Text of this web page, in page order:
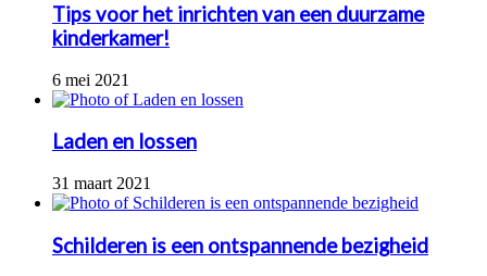
Tips voor het inrichten van een duurzame
kinderkamer!
6 mei 2021
Laden en lossen
31 maart 2021
Schilderen is een ontspannende bezigheid